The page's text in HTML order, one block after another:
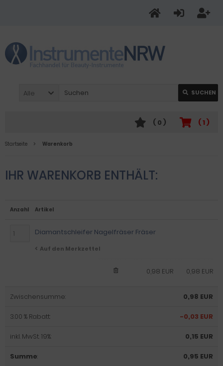
Alle SUCHEN
( 1 )
( 0 )
Startseite Warenkorb
IHR WARENKORB ENTHÄLT:
Anzahl Artikel
Diamantschleifer Nagelfräser Fräser
Auf den Merkzettel
0,98 EUR
0,98 EUR
Zwischensumme: 0,98 EUR
3.00 % Rabatt: -0,03 EUR
inkl. MwSt. 19%: 0,15 EUR
Summe:
0,95 EUR